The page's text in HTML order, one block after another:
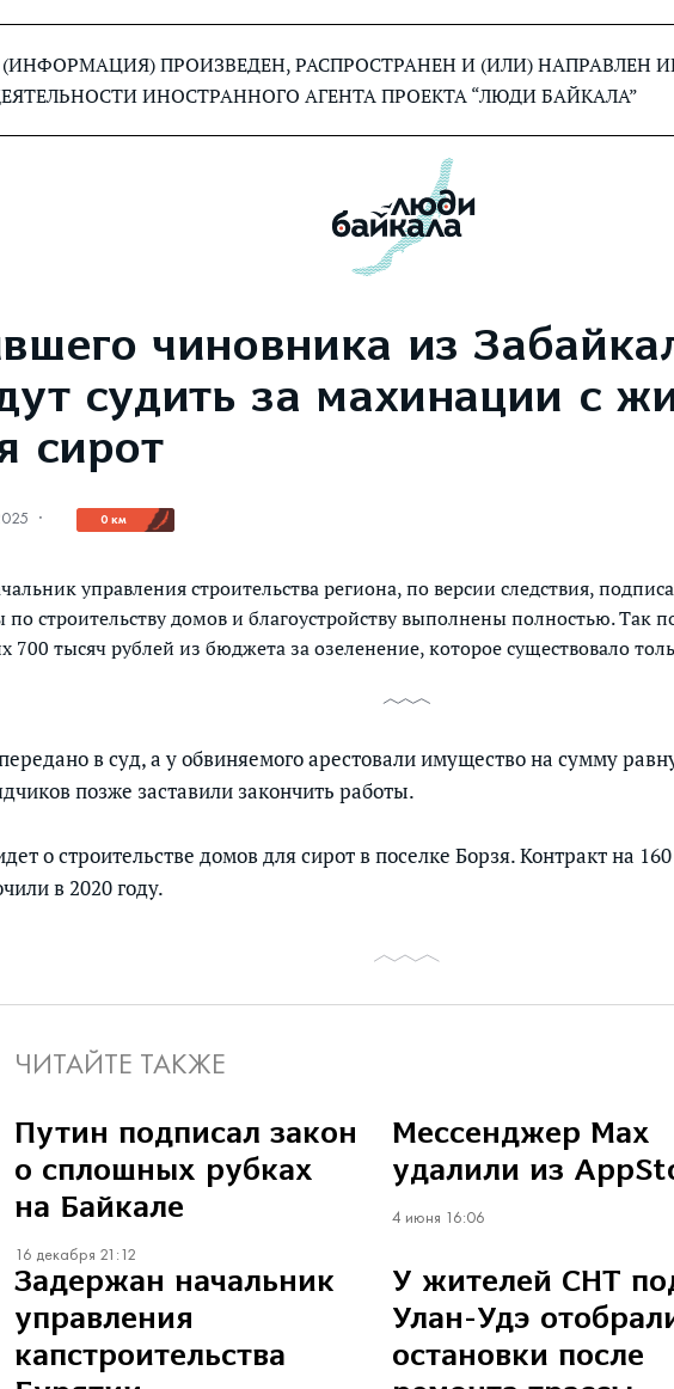
ПРОИЗВЕДЕН, РАСПРОСТРАНЕН И (ИЛИ)
ИНОСТРАННОГО АГЕНТА ПРОЕКТА “ЛЮДИ БАЙКАЛА”
чиновника из
судить за махинации с
сирот
· 0 км
управления строительства региона, по версии следствия,
по строительству домов и благоустройству выполнены полностью. Так
700 тысяч рублей из бюджета за озеленение, которое существовало
в суд, а у обвиняемого арестовали имущество на сумму
позже заставили закончить работы.
о строительстве домов для сирот в поселке Борзя. Контракт на
в 2020 году.
ЧИТАЙТЕ ТАКЖЕ
Путин подписал закон
о сплошных рубках
на Байкале
16 декабря 21:12
Мессенджер Max
удалили из
4 июня 16:06
Задержан начальник
управления
капстроительства
У жителей СНТ
Улан-Удэ
остановки после